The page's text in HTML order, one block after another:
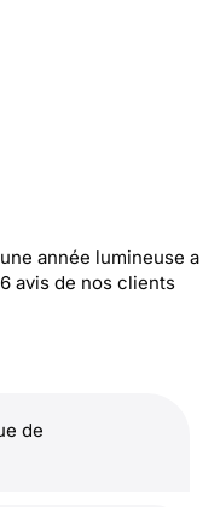
année lumineuse a
6 avis de nos clients
de